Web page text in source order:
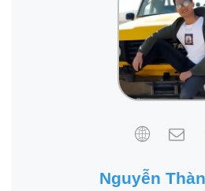
Nguyễn